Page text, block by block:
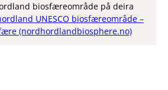
biosfæreområde på deira
UNESCO biosfæreområde –
(nordhordlandbiosphere.no)